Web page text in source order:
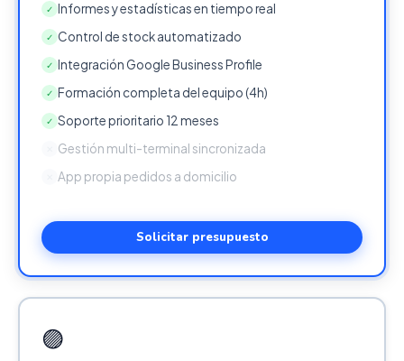
✓ Informes y estadísticas en tiempo real
✓ Control de stock automatizado
✓ Integración Google Business Profile
✓ Formación completa del equipo (4h)
✓ Soporte prioritario 12 meses
Gestión multi-terminal sincronizada
App propia pedidos a domicilio
Solicitar presupuesto
🟣